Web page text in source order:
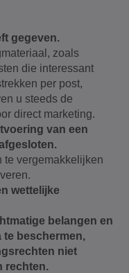
gegeven.
zoals
die interessant
per post,
u steeds de
direct marketing.
van een
te vergemakkelijken
wettelijke
belangen en
te beschermen,
niet
rechten.